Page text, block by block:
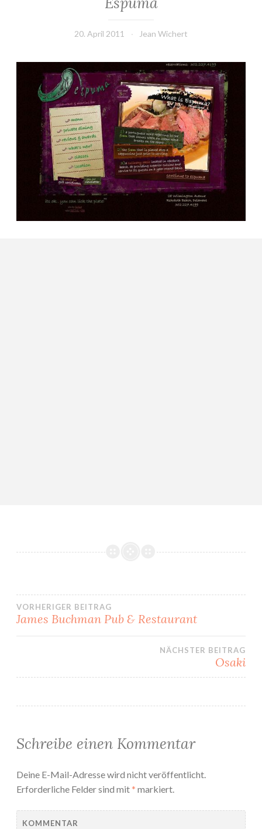
20. April 2011 Jean Wichert
VORHERIGER BEITRAG
James Buchman Pub & Restaurant
NÄCHSTER BEITRAG
Osaki
Schreibe einen Kommentar
Deine E-Mail-Adresse wird nicht veröffentlicht.
Erforderliche Felder sind mit* markiert.
KOMMENTAR